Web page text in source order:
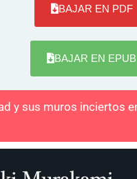
BAJAR EN PDF
BAJAR EN EPUB
y sus muros inciertos